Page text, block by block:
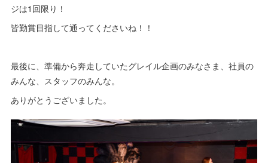
ジは1回限り！
皆勤賞目指して通ってくださいね！！
最後に、準備から奔走していたグレイル企画のみなさま、社員の
みんな、スタッフのみんな。
ありがとうございました。